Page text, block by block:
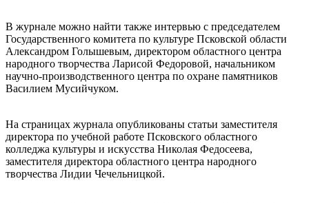
В журнале можно найти также интервью с председателем
Государственного комитета по культуре Псковской области
Александром Голышевым, директором областного центра
народного творчества Ларисой Федоровой, начальником
научно-производственного центра по охране памятников
Василием Мусийчуком.
На страницах журнала опубликованы статьи заместителя
директора по учебной работе Псковского областного
колледжа культуры и искусства Николая Федосеева,
заместителя директора областного центра народного
творчества Лидии Чечельницкой.